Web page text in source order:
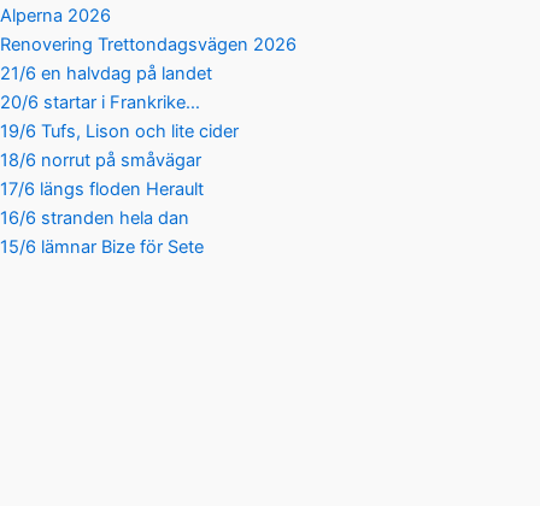
Alperna 2026
Renovering Trettondagsvägen 2026
21/6 en halvdag på landet
20/6 startar i Frankrike…
19/6 Tufs, Lison och lite cider
18/6 norrut på småvägar
17/6 längs floden Herault
16/6 stranden hela dan
15/6 lämnar Bize för Sete